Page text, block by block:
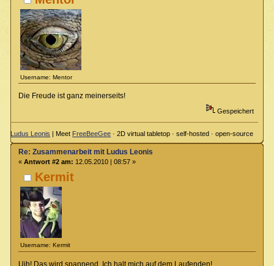
Username: Mentor
Die Freude ist ganz meinerseits!
Gespeichert
Ludus Leonis | Meet FreeBeeGee · 2D virtual tabletop · self-hosted · open-source
Kermit
Username: Kermit
Re: Zusammenarbeit mit Ludus Leonis
« Antwort #2 am: 12.05.2010 | 08:57 »
Uih! Das wird spannend. Ich halt mich auf dem Laufenden!